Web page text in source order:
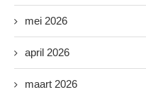
mei 2026
april 2026
maart 2026